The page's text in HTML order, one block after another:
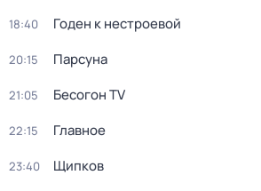
18:40 Годен к нестроевой
20:15 Парсуна
21:05 Бесогон TV
22:15 Главное
23:40 Щипков